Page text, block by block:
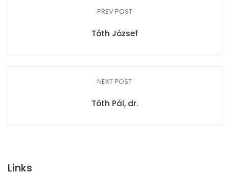
PREV POST
Tóth József
NEXT POST
Tóth Pál, dr.
Links